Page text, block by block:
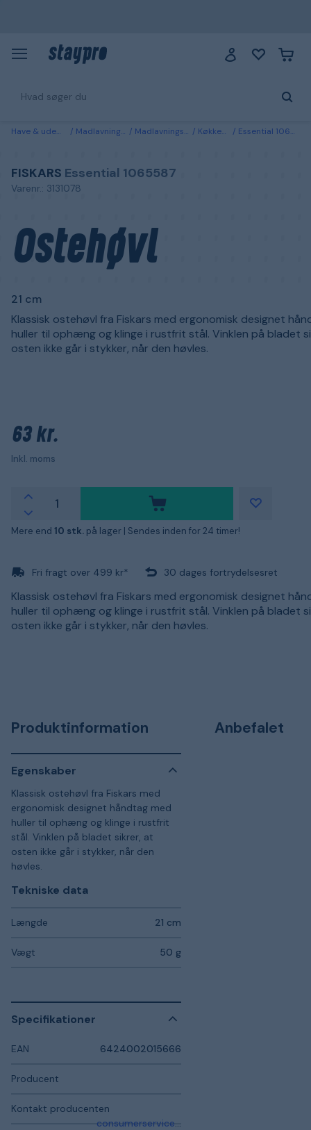
Have & udemiljø Madlavning & grill Madlavningsredskaber Køkkenredskaber Essential 1065587 Fiskars Ostehøvl 21 cm
FISKARS Essential 1065587
Varenr.: 3131078
Ostehøvl
21 cm
Klassisk ostehøvl fra Fiskars med ergonomisk designet
huller til ophæng og klinge i rustfrit stål. Vinklen på bladet
osten ikke går i stykker, når den høvles.
63 kr.
Inkl. moms
Mere end 10 stk. på lager | Sendes inden for 24 timer!
Fri fragt over 499 kr* 30 dages fortrydelsesret
Klassisk ostehøvl fra Fiskars med ergonomisk designet
huller til ophæng og klinge i rustfrit stål. Vinklen på bladet
osten ikke går i stykker, når den høvles.
Produktinformation
Egenskaber
Klassisk ostehøvl fra Fiskars med
ergonomisk designet håndtag med
huller til ophæng og klinge i rustfrit
stål. Vinklen på bladet sikrer, at
osten ikke går i stykker, når den
høvles.
Tekniske data
Længde 21 cm
Vægt 50 g
Specifikationer
EAN 6424002015666
Producent
Kontakt producenten
consumerservice.se@fiskars.com
Anbefalet